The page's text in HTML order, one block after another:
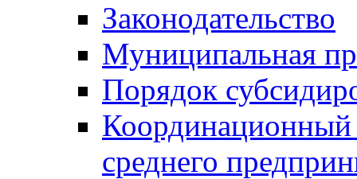
Законодательство
Муниципальная
Порядок
Координационный
среднего